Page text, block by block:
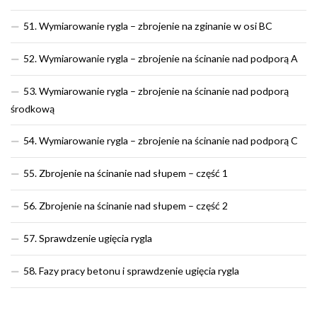
51. Wymiarowanie rygla – zbrojenie na zginanie w osi BC
52. Wymiarowanie rygla – zbrojenie na ścinanie nad podporą A
53. Wymiarowanie rygla – zbrojenie na ścinanie nad podporą
środkową
54. Wymiarowanie rygla – zbrojenie na ścinanie nad podporą C
55. Zbrojenie na ścinanie nad słupem – część 1
56. Zbrojenie na ścinanie nad słupem – część 2
57. Sprawdzenie ugięcia rygla
58. Fazy pracy betonu i sprawdzenie ugięcia rygla